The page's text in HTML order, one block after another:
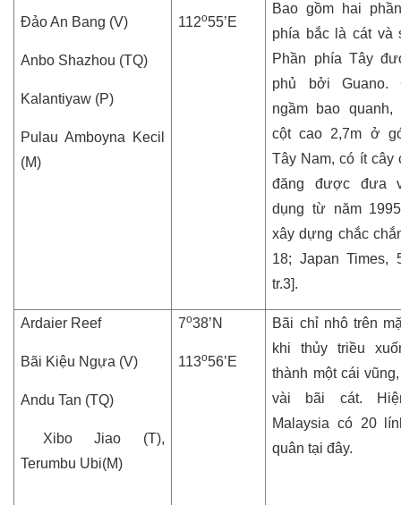
Đảo An Bang (V)
Anbo Shazhou (TQ)
Kalantiyaw (P)
Pulau Amboyna Kecil
(M)
112o55’E
Bao gồm hai
phía bắc là cát và
Phần phía Tây
phủ bởi Guano.
ngầm bao quanh,
cột cao 2,7m ở
Tây Nam, có ít cây
đăng được đưa
dụng từ năm
xây dựng chắc
18; Japan Times,
tr.3].
Ardaier Reef
Bãi Kiệu Ngựa (V)
Andu Tan (TQ)
Xibo Jiao (T),
Terumbu Ubi(M)
7o38’N
113o56’E
Bãi chỉ nhô trên
khi thủy triều
thành một cái
vài bãi cát.
Malaysia có 20
quân tại đây.